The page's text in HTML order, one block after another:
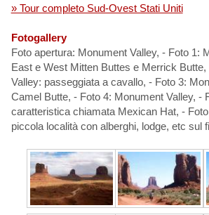
» Tour completo Sud-Ovest Stati Uniti
Fotogallery
Foto apertura: Monument Valley, - Foto 1:
East e West Mitten Buttes e Merrick
Valley: passeggiata a cavallo, - Foto 3:
Camel Butte, - Foto 4: Monument Valley, -
caratteristica chiamata Mexican Hat, -
piccola località con alberghi, lodge, etc sul